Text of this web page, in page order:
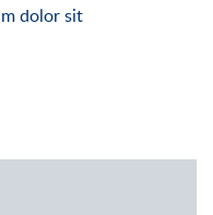
dolor sit